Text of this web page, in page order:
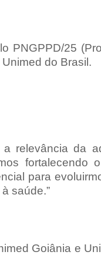
PNGPPD/25
do Brasil.
a relevância da
fortalecendo
para
saúde.”
Goiânia e